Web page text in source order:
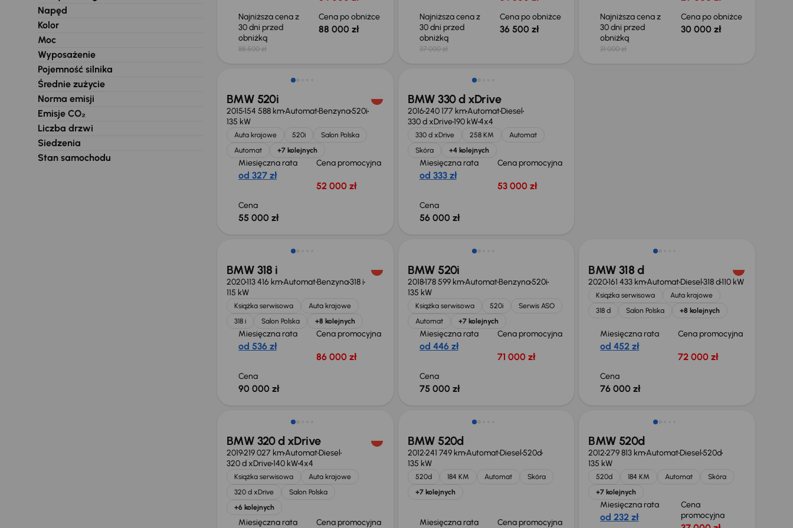
Napęd
Kolor
Moc
Wyposażenie
Pojemność silnika
Średnie zużycie
Norma emisji
Emisje CO₂
Liczba drzwi
Siedzenia
Stan samochodu
Najniższa cena z
30 dni przed
obniżką
88 500 zł
Cena po obniżce
88 000 zł
Najniższa cena z
30 dni przed
obniżką
37 000 zł
Cena po obniżce
36 500 zł
Najniższa cena z
30 dni przed
obniżką
31 000 zł
Cena po obniżce
30 000 zł
BMW 520i
2015154 588 kmAutomatBenzyna520i
135 kW
Auta krajowe 520i
Salon Polska
Automat
+7 kolejnych
Miesięczna rata
od 327 zł
Cena promocyjna
52 000 zł
Cena
55 000 zł
Świeżo skupione
BMW 330 d xDrive
2016240 177 kmAutomatDiesel
330 d xDrive190 kW4x4
330 d xDrive 258 KM
Automat
Skóra
+4 kolejnych
Miesięczna rata
od 333 zł
Cena promocyjna
53 000 zł
Cena
56 000 zł
BMW 318 i
2020113 416 kmAutomatBenzyna318 i
115 kW
Książka serwisowa
Auta krajowe
318 i
Salon Polska +8 kolejnych
Miesięczna rata
od 536 zł
Cena promocyjna
86 000 zł
Cena
90 000 zł
BMW 520i
2018178 599 kmAutomatBenzyna520i
135 kW
Książka serwisowa 520i
Serwis ASO
Automat
+7 kolejnych
Miesięczna rata
od 446 zł
Cena promocyjna
71 000 zł
Cena
75 000 zł
BMW 318 d
2020161 433 kmAutomatDiesel318 d110 kW
Książka serwisowa
Auta krajowe
318 d
Salon Polska +8 kolejnych
Miesięczna rata
od 452 zł
Cena promocyjna
72 000 zł
Cena
76 000 zł
BMW 320 d xDrive
2019219 027 kmAutomatDiesel
320 d xDrive140 kW4x4
Książka serwisowa
Auta krajowe
320 d xDrive
Salon Polska
+6 kolejnych
Miesięczna rata Cena promocyjna
BMW 520d
2012241 749 kmAutomatDiesel520d
135 kW
520d 184 KM Automat
Skóra
+7 kolejnych
Miesięczna rata Cena promocyjna
Taniej o 1 000 zł
BMW 520d
2012279 813 kmAutomatDiesel520d
135 kW
520d 184 KM Automat
Skóra
+7 kolejnych
Miesięczna rata
od 232 zł
Cena
promocyjna